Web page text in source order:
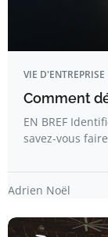
VIE D'ENTREPRISE
Comment
EN BREF
savez-vous
Adrien Noël